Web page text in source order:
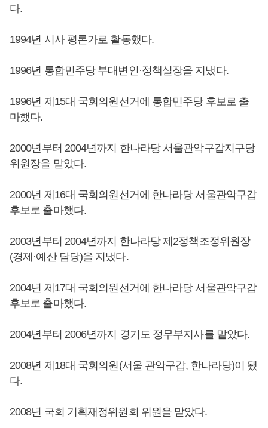
다.
1994년 시사 평론가로 활동했다.
1996년 통합민주당 부대변인·정책실장을 지냈다.
1996년 제15대 국회의원선거에 통합민주당 후보로 출
마했다.
2000년부터 2004년까지 한나라당 서울관악구갑지구당
위원장을 맡았다.
2000년 제16대 국회의원선거에 한나라당 서울관악구갑
후보로 출마했다.
2003년부터 2004년까지 한나라당 제2정책조정위원장
(경제·예산 담당)을 지냈다.
2004년 제17대 국회의원선거에 한나라당 서울관악구갑
후보로 출마했다.
2004년부터 2006년까지 경기도 정무부지사를 맡았다.
2008년 제18대 국회의원(서울 관악구갑, 한나라당)이 됐
다.
2008년 국회 기획재정위원회 위원을 맡았다.